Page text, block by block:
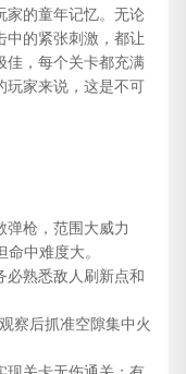
家的童年记忆。无论
中的紧张刺激，都让
佳，每个关卡都充满
玩家来说，这是不可
枪，范围大威力
中难度大。
必熟悉敌人刷新点和
察后抓准空隙集中火